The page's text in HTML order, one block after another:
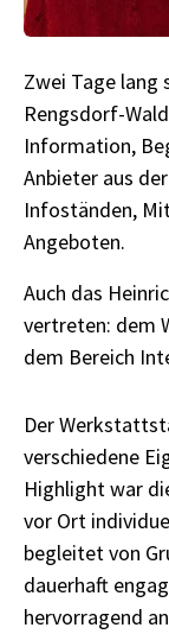
Zwei Tage lang
Rengsdorf-
Information,
Anbieter aus
Infoständen,
Angeboten.
Auch das
vertreten: dem
dem Bereich
Der
verschiedene
Highlight war
vor Ort
begleitet von
dauerhaft
hervorragend